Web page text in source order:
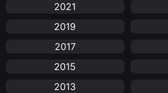
Animation การ์ตูน
Animation อนิเมะ
2021
2019
2017
2015
2013